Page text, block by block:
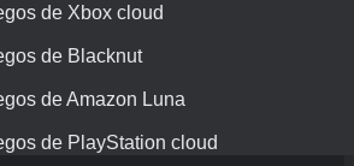
de Xbox cloud
de Blacknut
de Amazon Luna
de PlayStation cloud